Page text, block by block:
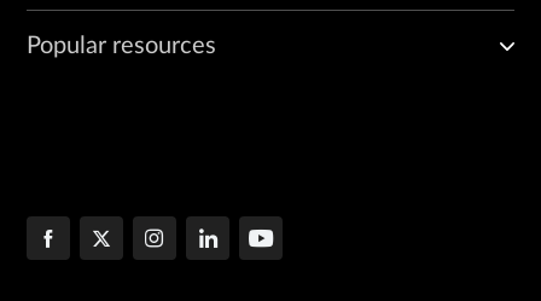
Popular resources